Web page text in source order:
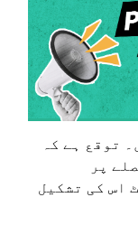
توقع ہے کہ
پر
اس کی تشکیل